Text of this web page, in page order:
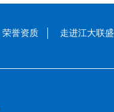
荣誉资质 走进江大联盛